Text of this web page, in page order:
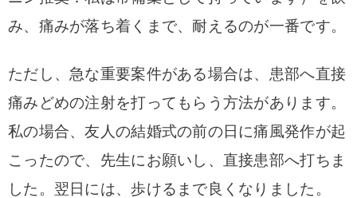
み、 痛みが落ち着くまで、耐えるのが一番です。
ただし、急な重要案件がある場合は、患部へ直接
痛みどめの注射を打ってもらう方法があります。
私の場合、友人の結婚式の前の日に痛風発作が起
こったので、先生にお願いし、直接患部へ打ちま
した。 翌日には、歩けるまで良くなりました。